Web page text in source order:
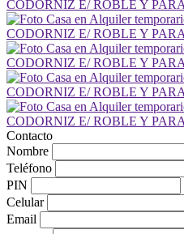
Contacto
Nombre
Teléfono
PIN
Celular
Email